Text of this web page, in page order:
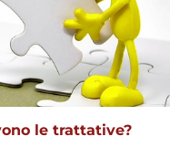
le trattative?